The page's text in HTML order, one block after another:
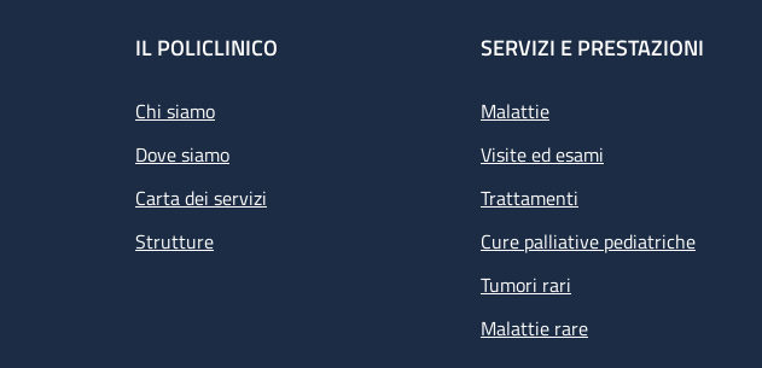
Footer
IL POLICLINICO
Chi siamo
Dove siamo
Carta dei servizi
Strutture
SERVIZI E PRESTAZIONI
Malattie
Visite ed esami
Trattamenti
Cure palliative pediatriche
Tumori rari
Malattie rare